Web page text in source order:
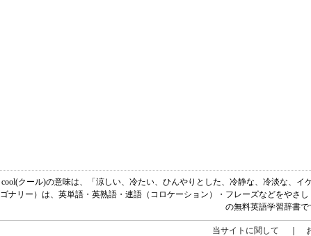
cool(クール)の意味は、「涼しい、冷たい、ひんやりとした、冷静な、冷淡な、イ
ゴナリー）は、英単語・英熟語・連語（コロケーション）・フレーズなどをやさ
の無料英語学習辞書で
当サイトに関して